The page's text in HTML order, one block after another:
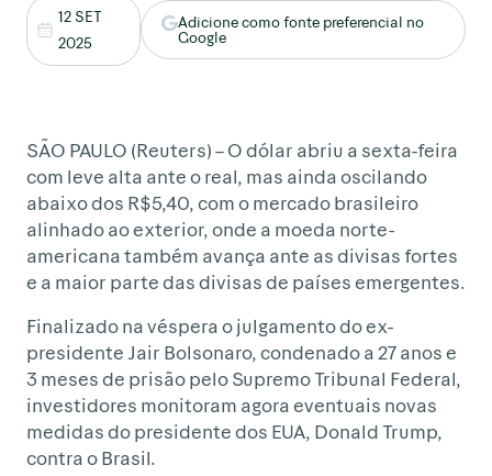
12 SET
2025
Adicione como fonte preferencial no
Google
SÃO PAULO (Reuters) – O dólar abriu a sexta-feira
com leve alta ante o real, mas ainda oscilando
abaixo dos R$5,40, com o mercado brasileiro
alinhado ao exterior, onde a moeda norte-
americana também avança ante as divisas fortes
e a maior parte das divisas de países emergentes.
Finalizado na véspera o julgamento do ex-
presidente Jair Bolsonaro, condenado a 27 anos e
3 meses de prisão pelo Supremo Tribunal Federal,
investidores monitoram agora eventuais novas
medidas do presidente dos EUA, Donald Trump,
contra o Brasil.